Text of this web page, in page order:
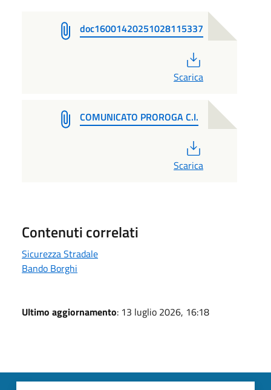
doc16001420251028115337
Scarica
COMUNICATO PROROGA C.I.
Scarica
Contenuti correlati
Sicurezza Stradale
Bando Borghi
Ultimo aggiornamento: 13 luglio 2026, 16:18